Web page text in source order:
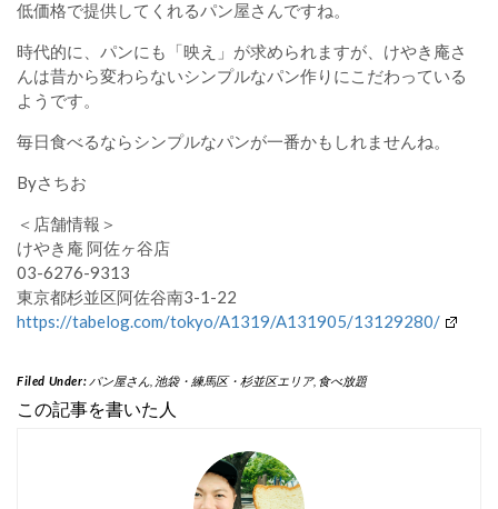
低価格で提供してくれるパン屋さんですね。
時代的に、パンにも「映え」が求められますが、けやき庵さ
んは昔から変わらないシンプルなパン作りにこだわっている
ようです。
毎日食べるならシンプルなパンが一番かもしれませんね。
Byさちお
＜店舗情報＞
けやき庵 阿佐ヶ谷店
03-6276-9313
東京都杉並区阿佐谷南3-1-22
https://tabelog.com/tokyo/A1319/A131905/13129280/
Filed Under: パン屋さん, 池袋・練馬区・杉並区エリア, 食べ放題
この記事を書いた人